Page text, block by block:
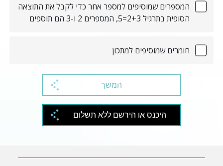
המספרים שמוסיפים למספר אחר כדי לקבל את התוצאה
הסופית בתרגיל 2+3=5, המספרים 2 ו-3 הם תוספים
חומרים שמוסיפים למתכון
המשך
היכנס או הירשם ללא תשלום